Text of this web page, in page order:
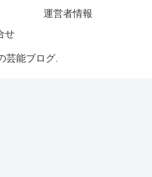
運営者情報
せ
芸能ブログ.